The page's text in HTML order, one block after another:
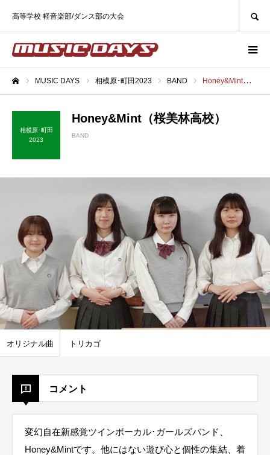
高等学校 軽音楽部/ダンス部の大会
MUSIC DAYS 相模原･町田2023 BAND Honey&Mint（桜美林高校）
相模原･町田
2023
Honey&Mint（桜美林高校）
BAND
オリジナル曲 トリカゴ
コメント
変幻自在新感覚ツインボーカル･ガールズバンド、
Honey&Mintです。他にはない遊び心と個性の集結、着